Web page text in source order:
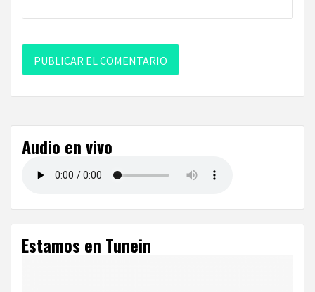
Audio en vivo
Estamos en Tunein